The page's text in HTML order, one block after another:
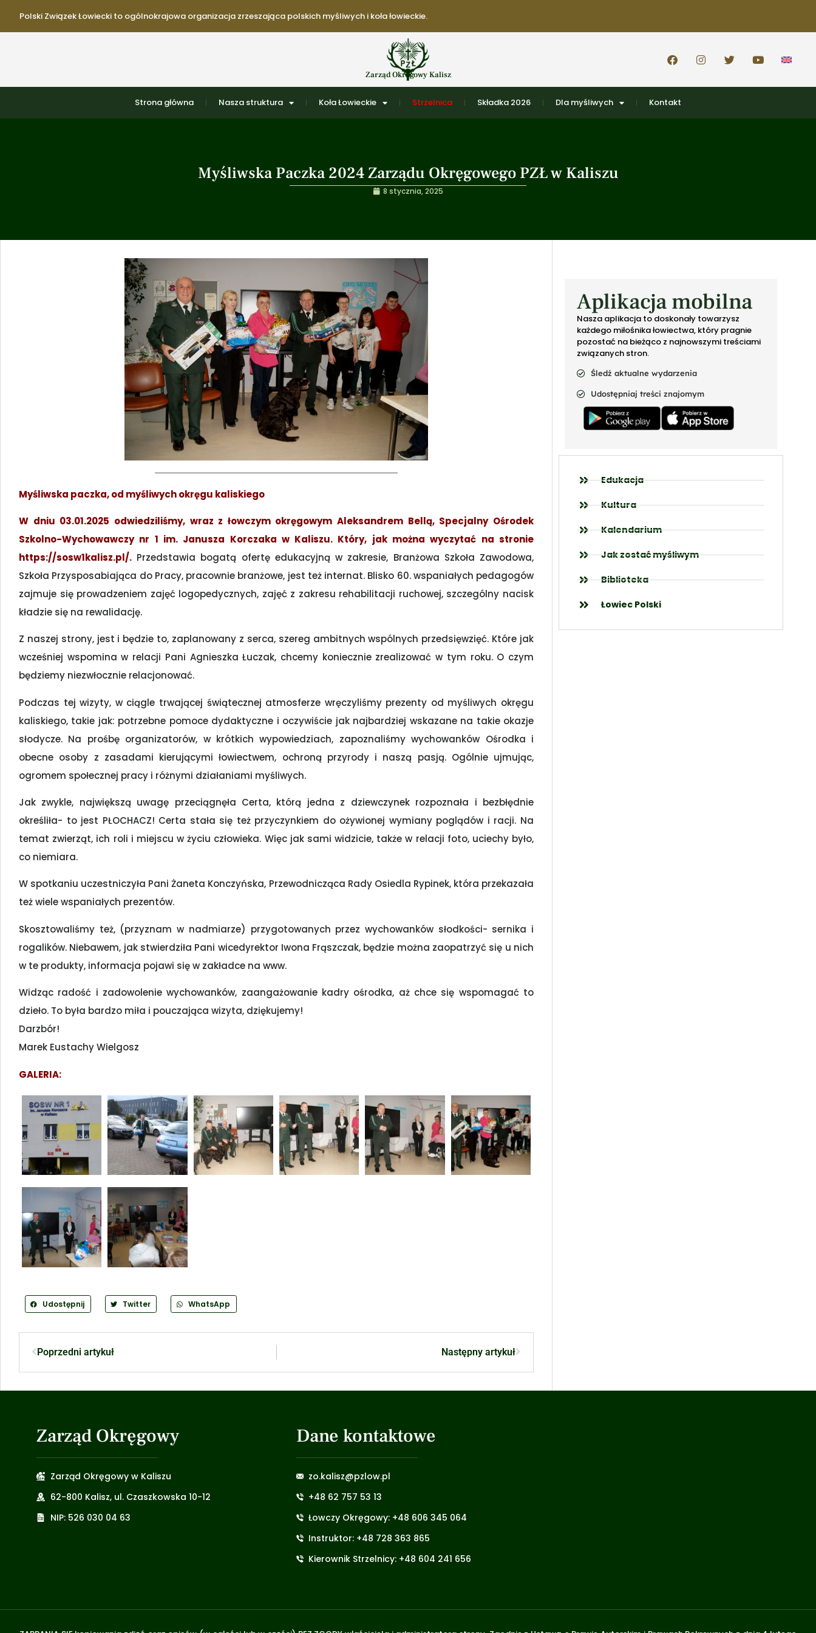
Polski Związek Łowiecki to ogólnokrajowa organizacja zrzeszająca polskich myśliwych i koła łowieckie.
Zarząd Okręgowy Kalisz
Strona główna Nasza struktura Koła Łowieckie Strzelnica Składka 2026 Dla myśliwych Kontakt
Myśliwska Paczka 2024 Zarządu Okręgowego PZŁ w Kaliszu
8 stycznia, 2025
Myśliwska paczka, od myśliwych okręgu kaliskiego
W dniu 03.01.2025 odwiedziliśmy, wraz z łowczym okręgowym Aleksandrem Bellą, Specjalny Ośrodek
Szkolno-Wychowawczy nr 1 im. Janusza Korczaka w Kaliszu. Który, jak można wyczytać na stronie
https://sosw1kalisz.pl/. Przedstawia bogatą ofertę edukacyjną w zakresie, Branżowa Szkoła Zawodowa,
Szkoła Przysposabiająca do Pracy, pracownie branżowe, jest też internat. Blisko 60. wspaniałych pedagogów
zajmuje się prowadzeniem zajęć logopedycznych, zajęć z zakresu rehabilitacji ruchowej, szczególny nacisk
kładzie się na rewalidację.
Z naszej strony, jest i będzie to, zaplanowany z serca, szereg ambitnych wspólnych przedsięwzięć. Które jak
wcześniej wspomina w relacji Pani Agnieszka Łuczak, chcemy koniecznie zrealizować w tym roku. O czym
będziemy niezwłocznie relacjonować.
Podczas tej wizyty, w ciągle trwającej świątecznej atmosferze wręczyliśmy prezenty od myśliwych okręgu
kaliskiego, takie jak: potrzebne pomoce dydaktyczne i oczywiście jak najbardziej wskazane na takie okazje
słodycze. Na prośbę organizatorów, w krótkich wypowiedziach, zapoznaliśmy wychowanków Ośrodka i
obecne osoby z zasadami kierującymi łowiectwem, ochroną przyrody i naszą pasją. Ogólnie ujmując,
ogromem społecznej pracy i różnymi działaniami myśliwych.
Jak zwykle, największą uwagę przeciągnęła Certa, którą jedna z dziewczynek rozpoznała i bezbłędnie
określiła- to jest PŁOCHACZ! Certa stała się też przyczynkiem do ożywionej wymiany poglądów i racji. Na
temat zwierząt, ich roli i miejscu w życiu człowieka. Więc jak sami widzicie, także w relacji foto, uciechy było,
co niemiara.
W spotkaniu uczestniczyła Pani Żaneta Konczyńska, Przewodnicząca Rady Osiedla Rypinek, która przekazała
też wiele wspaniałych prezentów.
Skosztowaliśmy też, (przyznam w nadmiarze) przygotowanych przez wychowanków słodkości- sernika i
rogalików. Niebawem, jak stwierdziła Pani wicedyrektor Iwona Frąszczak, będzie można zaopatrzyć się u nich
w te produkty, informacja pojawi się w zakładce na www.
Widząc radość i zadowolenie wychowanków, zaangażowanie kadry ośrodka, aż chce się wspomagać to
dzieło. To była bardzo miła i pouczająca wizyta, dziękujemy!
Darzbór!
Marek Eustachy Wielgosz
GALERIA:
Udostępnij Twitter WhatsApp
Poprzedni artykuł Następny artykuł
Aplikacja mobilna
Nasza aplikacja to doskonały towarzysz
każdego miłośnika łowiectwa, który pragnie
pozostać na bieżąco z najnowszymi treściami
związanych stron.
Śledź aktualne wydarzenia
Udostępniaj treści znajomym
Edukacja
Kultura
Kalendarium
Jak zostać myśliwym
Biblioteka
Łowiec Polski
Zarząd Okręgowy
Zarząd Okręgowy w Kaliszu
62-800 Kalisz, ul. Czaszkowska 10-12
NIP: 526 030 04 63
Dane kontaktowe
zo.kalisz@pzlow.pl
+48 62 757 53 13
Łowczy Okręgowy: +48 606 345 064
Instruktor: +48 728 363 865
Kierownik Strzelnicy: +48 604 241 656